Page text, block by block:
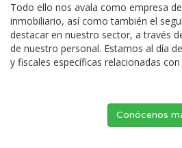
Todo ello nos avala como empresa
inmobiliario, así como también el
destacar en nuestro sector, a través
de nuestro personal. Estamos al día
y fiscales específicas relacionadas
Conócenos